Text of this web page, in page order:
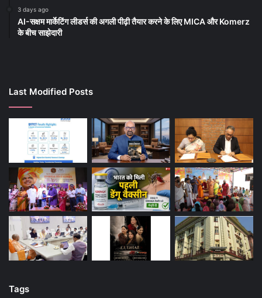
3 days ago
AI-सक्षम मार्केटिंग लीडर्स की अगली पीढ़ी तैयार करने के लिए MICA और Komerz
के बीच साझेदारी
Last Modified Posts
Tags